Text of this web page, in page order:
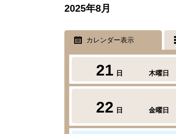
2025年8月
カレンダー表示
21 日 木曜日
22 日 金曜日